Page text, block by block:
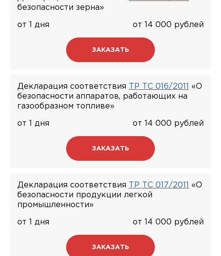
безопасности зерна»
от 1 дня от 14 000 рублей
ЗАКАЗАТЬ
Декларация соответствия ТР ТС 016/2011
«О
безопасности аппаратов, работающих на
газообразном топливе»
от 1 дня от 14 000 рублей
ЗАКАЗАТЬ
Декларация соответствия ТР ТС 017/2011
«О
безопасности продукции легкой
промышленности»
от 1 дня от 14 000 рублей
ЗАКАЗАТЬ